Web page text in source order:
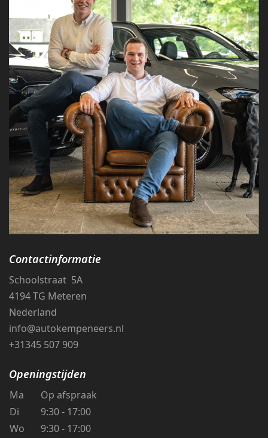
Contactinformatie
Schoolstraat 5A
4194 TG Meteren
Nederland
info@autokempeneers.nl
+31345 507 909
Openingstijden
Ma
Op afspraak
Di
9:30 - 17:00
Wo
9:30 - 17:00